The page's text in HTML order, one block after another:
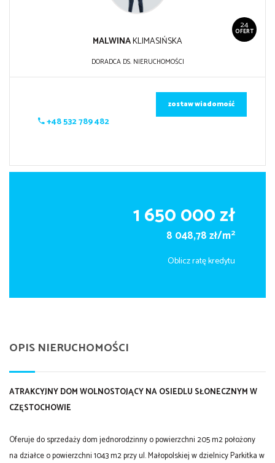
24
OFERT
MALWINAKLIMASIŃSKA
DORADCA DS. NIERUCHOMOŚCI
+48 532 789 482
zostaw wiadomość
1 650 000 zł
8 048,78 zł/m2
Oblicz ratę kredytu
OPIS NIERUCHOMOŚCI
ATRAKCYJNY DOM WOLNOSTOJĄCY NA OSIEDLU SŁONECZNYM W
CZĘSTOCHOWIE
Oferuje do sprzedaży dom jednorodzinny o powierzchni 205 m2 położony
na działce o powierzchni 1043 m2przy ul. Małopolskiej w dzielnicy Parkitkaw